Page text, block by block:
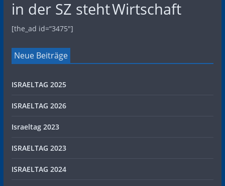
in der SZ stehtWirtschaft
[the_ad id=“3475″]
Neue Beiträge
ISRAELTAG 2025
ISRAELTAG 2026
Israeltag 2023
ISRAELTAG 2023
ISRAELTAG 2024